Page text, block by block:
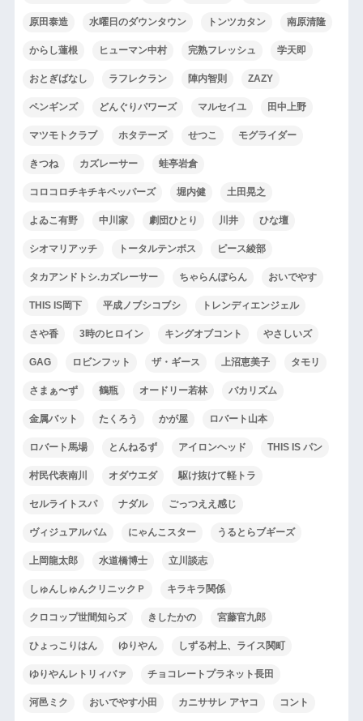
原田泰造 水曜日のダウンタウン トンツカタン 南原清隆
からし蓮根 ヒューマン中村 完熟フレッシュ 学天即
おとぎばなし ラフレクラン 陣内智則 ZAZY
ペンギンズ どんぐりパワーズ マルセイユ 田中上野
マツモトクラブ ホタテーズ せつこ モグライダー
きつね カズレーサー 蛙亭岩倉
コロコロチキチキペッパーズ 堀内健 土田晃之
よゐこ有野 中川家 劇団ひとり 川井 ひな壇
シオマリアッチ トータルテンボス ピース綾部
タカアンドトシ.カズレーサー ちゃらんぽらん おいでやす
THIS IS岡下 平成ノブシコブシ トレンディエンジェル
さや香 3時のヒロイン キングオブコント やさしいズ
GAG ロビンフット ザ・ギース 上沼恵美子 タモリ
さまぁ〜ず 鶴瓶 オードリー若林 バカリズム
金属バット たくろう かが屋 ロバート山本
ロバート馬場 とんねるず アイロンヘッド THIS IS パン
村民代表南川 オダウエダ 駆け抜けて軽トラ
セルライトスパ ナダル ごっつええ感じ
ヴィジュアルバム にゃんこスター うるとらブギーズ
上岡龍太郎 水道橋博士 立川談志
しゅんしゅんクリニックＰ キラキラ関係
クロコップ世間知らズ きしたかの 宮藤官九郎
ひょっこりはん ゆりやん しずる村上、ライス関町
ゆりやんレトリィバァ チョコレートプラネット長田
河邑ミク おいでやす小田 カニササレ アヤコ コント